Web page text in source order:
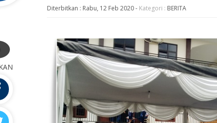
Diterbitkan : Rabu, 12 Feb 2020- Kategori : BERITA